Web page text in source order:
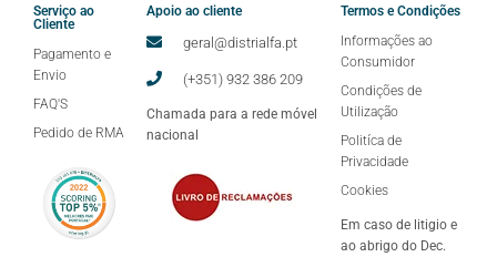
Serviço ao
Cliente
Pagamento e
Envio
FAQ'S
Pedido de RMA
Apoio ao cliente
geral@distrialfa.pt
(+351) 932 386 209
Chamada para a rede móvel
nacional
Termos e Condições
Informações ao
Consumidor
Condições de
Utilização
Politíca de
Privacidade
Cookies
Em caso de litigio e
ao abrigo do Dec.